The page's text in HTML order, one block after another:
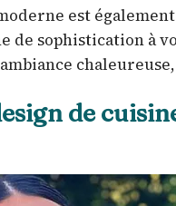
est
de sophistication à
de